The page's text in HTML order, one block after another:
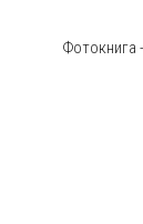
Фотокнига